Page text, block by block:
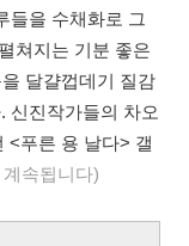
들을 수채화로 그
쳐지는 기분 좋은
달걀껍데기 질감
신진작가들의 차오
<푸른 용 날다> 갤
속됩니다)